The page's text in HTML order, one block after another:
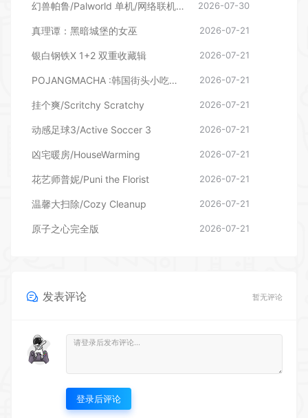
POJANGMACHA :韩国街头小吃模拟器 2026-07-21
挂个爽/Scritchy Scratchy 2026-07-21
动感足球3/Active Soccer 3 2026-07-21
凶宅暖房/HouseWarming 2026-07-21
花艺师普妮/Puni the Florist 2026-07-21
温馨大扫除/Cozy Cleanup 2026-07-21
原子之心完全版 2026-07-21
发表评论